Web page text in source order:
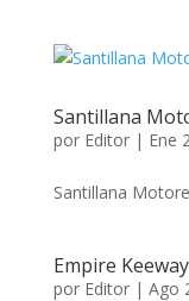
Santillana
por Editor| Ene
Santillana
Empire Keeway
por Editor| Ago